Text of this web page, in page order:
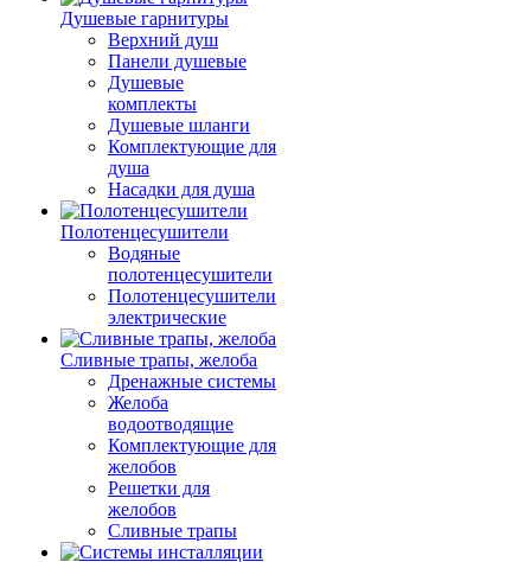
Душевые гарнитуры
Верхний душ
Панели душевые
Душевые
комплекты
Душевые шланги
Комплектующие для
душа
Насадки для душа
Полотенцесушители
Водяные
полотенцесушители
Полотенцесушители
электрические
Сливные трапы, желоба
Дренажные системы
Желоба
водоотводящие
Комплектующие для
желобов
Решетки для
желобов
Сливные трапы